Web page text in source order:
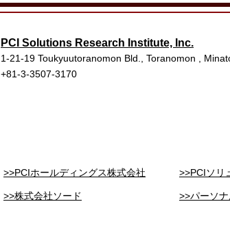
PCI Solutions Research Institute, Inc.
1-21-19 Toukyuutoranomon Bld., Toranomon ,
+81-3-3507-3170
>>PCIホールディングス株式会社
>>株式会社ソード
>>PCIソリ
>>パーソ